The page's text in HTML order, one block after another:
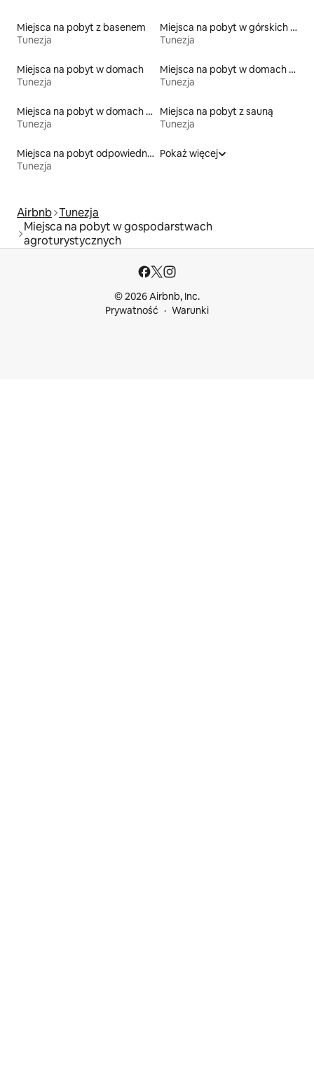
Miejsca na pobyt z basenem
Tunezja
Miejsca na pobyt w górskich chatach
Tunezja
Miejsca na pobyt w domach
Tunezja
Miejsca na pobyt w domach wakacyjnych
Tunezja
Miejsca na pobyt w domach ziemnych
Tunezja
Miejsca na pobyt z sauną
Tunezja
Miejsca na pobyt odpowiednie dla rodzin
Tunezja
Pokaż więcej
Airbnb Tunezja
Miejsca na pobyt w gospodarstwach
agroturystycznych
© 2026 Airbnb, Inc.
Prywatność
Warunki